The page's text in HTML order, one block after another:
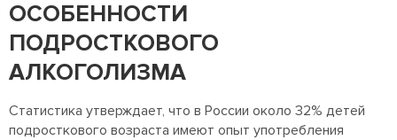
ОСОБЕННОСТИ
ПОДРОСТКОВОГО
АЛКОГОЛИЗМА
Статистика утверждает, что в России около 32% детей
подросткового возраста имеют опыт употребления